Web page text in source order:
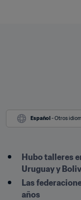
Español - Otros
Hubo talleres
Uruguay y
Las
años